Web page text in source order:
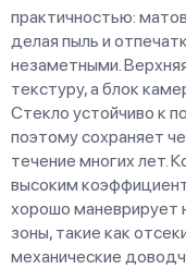
практичностью:
делая пыль и
незаметными.
текстуру, а блок
Стекло устойчиво к
поэтому сохраняет
течение многих лет.
высоким
хорошо маневрирует
зоны, такие как
механические